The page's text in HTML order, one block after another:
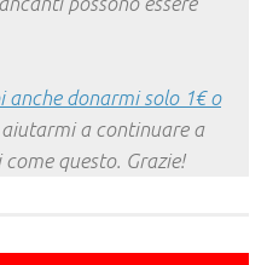
anche donarmi solo 1€ o
a continuare a
questo. Grazie!